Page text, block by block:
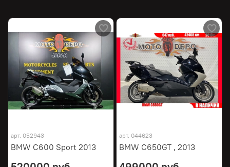
арт. 052943
BMW C600 Sport 2013
арт. 044623
BMW C650GT , 2013